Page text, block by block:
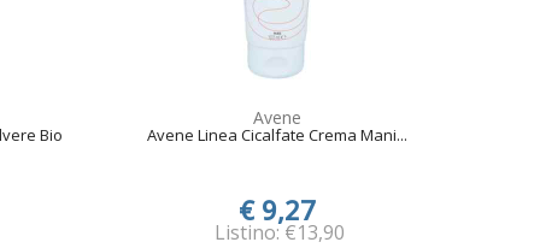
Bio
Avene
Avene Linea Cicalfate Crema Mani...
€ 9,27
Listino: €13,90